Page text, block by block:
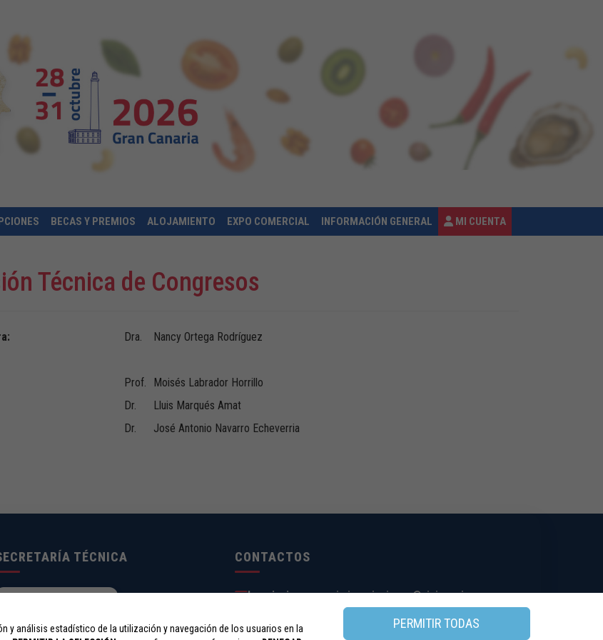
BECAS Y PREMIOS ALOJAMIENTO EXPO COMERCIAL INFORMACIÓN GENERAL MI CUENTA
Técnica de Congresos
Dra. Nancy Ortega Rodríguez
Prof.
Moisés Labrador Horrillo
Dr.
Lluis Marqués Amat
Dr.
José Antonio Navarro Echeverria
TÉCNICA CONTACTOS
Inscripciones: seaic.inscripciones@viajeseci.es
seaic.alojamiento@viajeseci.es
Científica y otras:
seaic@viajeseci.es
y análisis estadístico de la utilización y navegación de los usuarios en la
PERMITIR TODAS